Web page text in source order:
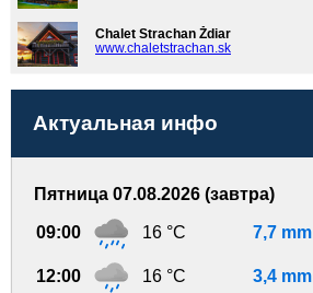
Chalet Strachan Ždiar
www.chaletstrachan.sk
Актуальная инфо
Пятница 07.08.2026 (завтра)
09:00 16 °C 7,7 mm
12:00 16 °C 3,4 mm